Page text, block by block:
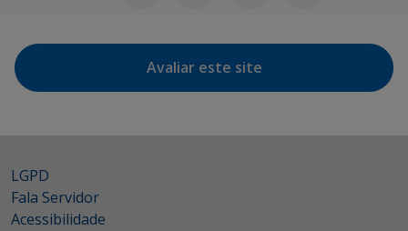
Avaliar este site
LGPD
Fala Servidor
Acessibilidade